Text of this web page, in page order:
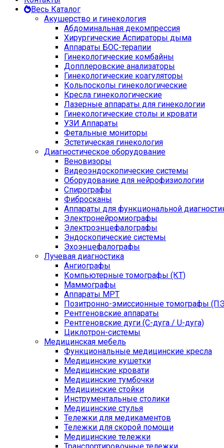
Весь Каталог
Акушерство и гинекология
Абдоминальная декомпрессия
Хирургические Аспираторы дыма
Аппараты БОС-терапии
Гинекологические комбайны
Допплеровские анализаторы
Гинекологические коагуляторы
Кольпоскопы гинекологические
Кресла гинекологические
Лазерные аппараты для гинекологии
Гинекологические столы и кровати
УЗИ Аппараты
Фетальные мониторы
Эстетическая гинекология
Диагностическое оборудование
Веновизоры
Видеоэндоскопические системы
Оборудование для нейрофизиологии
Спирографы
Фибросканы
Аппараты для функциональной
Электронейромиографы
Электроэнцефалографы
Эндоскопические системы
Эхоэнцефалографы
Лучевая диагностика
Ангиографы
Компьютерные томографы (КТ)
Маммографы
Аппараты МРТ
Позитронно-эмиссионные томографы
Рентгеновские аппараты
Рентгеновские дуги (С-дуга / U-дуга)
Циклотрон-системы
Медицинская мебель
Функциональные медицинские кресла
Медицинские кушетки
Медицинские кровати
Медицинские тумбочки
Медицинские стойки
Инструментальные столики
Медицинские стулья
Тележки для медикаментов
Тележки для скорой помощи
Медицинские тележки